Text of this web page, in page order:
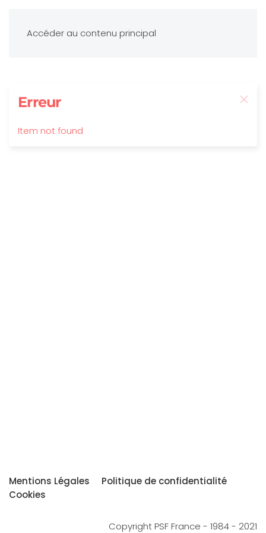
Accéder au contenu principal
Erreur
Item not found
Mentions Légales
Politique de confidentialité
Cookies
Copyright PSF France - 1984 - 2021